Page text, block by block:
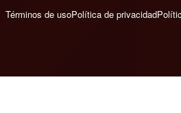
Términos de usoPolítica de privacidad